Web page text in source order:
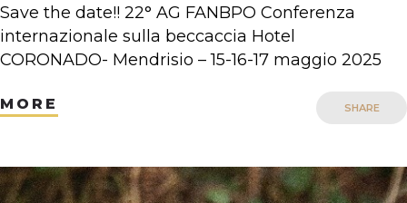
Save the date!! 22° AG FANBPO Conferenza
internazionale sulla beccaccia Hotel
CORONADO- Mendrisio – 15-16-17 maggio 2025
MORE SHARE